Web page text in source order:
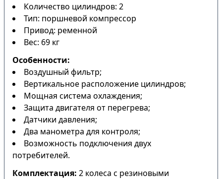
Количество цилиндров: 2
Тип: поршневой компрессор
Привод: ременной
Вес: 69 кг
Особенности:
Воздушный фильтр;
Вертикальное расположение цилиндров;
Мощная система охлаждения;
Защита двигателя от перегрева;
Датчики давления;
Два манометра для контроля;
Возможность подключения двух
потребителей.
Комплектация: 2 колеса с резиновыми